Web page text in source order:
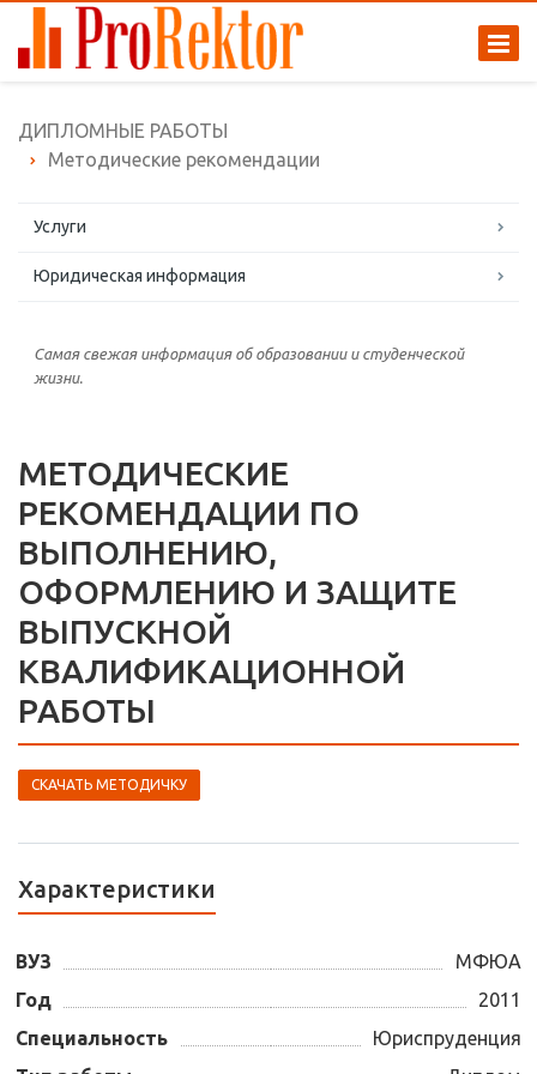
ДИПЛОМНЫЕ РАБОТЫ
Методические рекомендации
Услуги
Юридическая информация
Самая свежая информация об образовании и студенческой
жизни.
МЕТОДИЧЕСКИЕ
РЕКОМЕНДАЦИИ ПО
ВЫПОЛНЕНИЮ,
ОФОРМЛЕНИЮ И ЗАЩИТЕ
ВЫПУСКНОЙ
КВАЛИФИКАЦИОННОЙ
РАБОТЫ
СКАЧАТЬ МЕТОДИЧКУ
Характеристики
ВУЗ
МФЮА
Год
2011
Специальность
Юриспруденция